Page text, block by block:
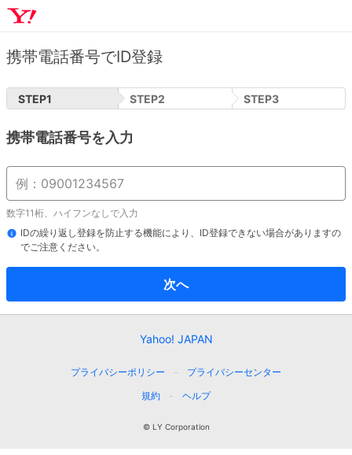
携帯電話番号でID登録
STEP1 STEP2 STEP3
携帯電話番号を入力
数字11桁、ハイフンなしで入力
IDの繰り返し登録を防止する機能により、ID登録できない場合がありますの
でご注意ください。
次へ
Yahoo! JAPAN
プライバシーポリシー
プライバシーセンター
規約
ヘルプ
© LY Corporation